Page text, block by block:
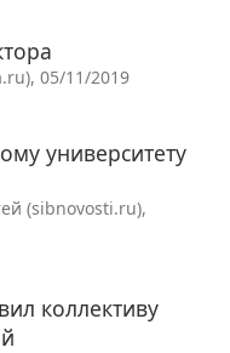
05/11/2019
университету
(sibnovosti.ru),
коллективу